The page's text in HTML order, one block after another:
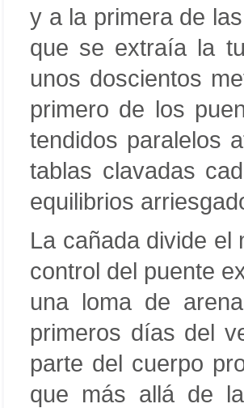
y a la primera de
que se extraía la
unos doscientos
primero de los
tendidos paralelos
tablas clavadas
equilibrios
La cañada divide
control del puente
una loma de
primeros días del
parte del cuerpo
que más allá de